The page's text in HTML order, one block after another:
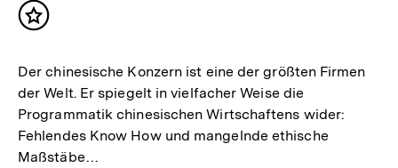
Inhalt
Der chinesische Konzern ist eine der größten Firmen
der Welt. Er spiegelt in vielfacher Weise die
Programmatik chinesischen Wirtschaftens wider:
Fehlendes Know How und mangelnde ethische
Maßstäbe…